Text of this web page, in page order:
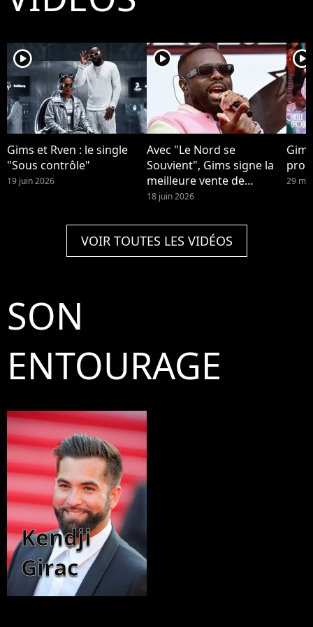
player2
Gims et Rven : le single
"Sous contrôle"
19 juin 2026
player2
Avec "Le Nord se
Souvient", Gims signe la
meilleure vente de
l'année.
18 juin 2026
player2
29
VOIR TOUTES LES VIDÉOS
SON
ENTOURAGE
Kendji
Girac